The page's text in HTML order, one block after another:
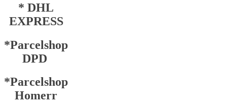
* DHL
EXPRESS
*Parcelshop
DPD
*Parcelshop
Homerr